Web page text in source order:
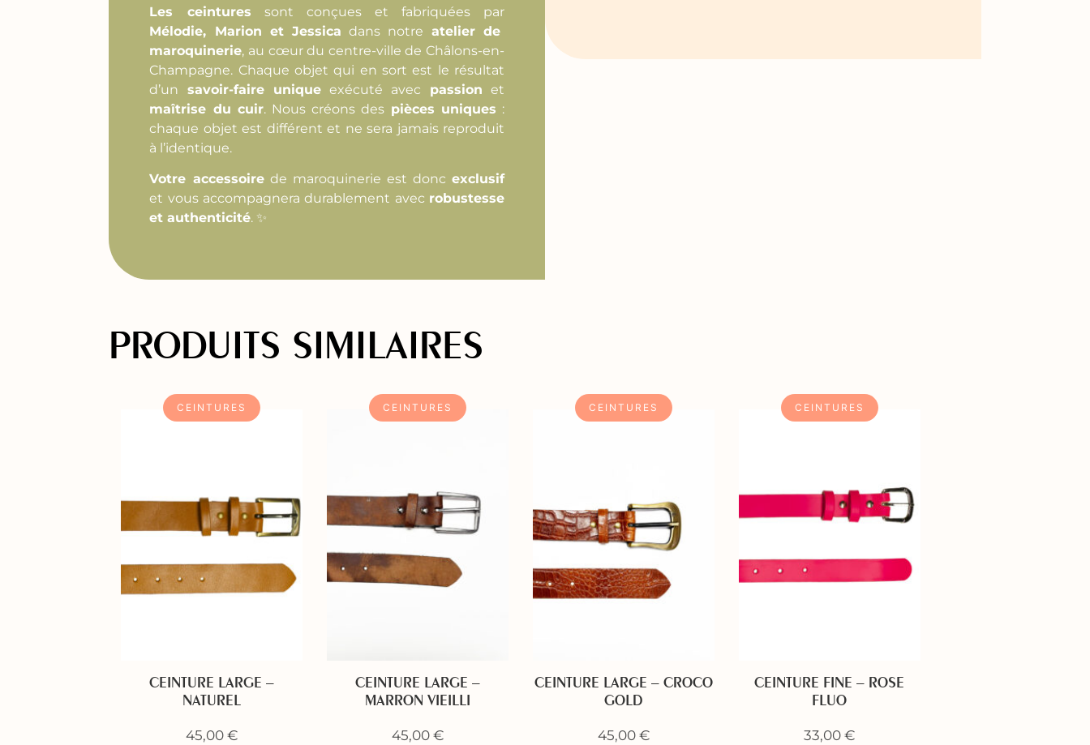
Les ceintures sont conçues et fabriquées par
Mélodie, Marion et Jessica dans notre atelier de
maroquinerie, au cœur du centre-ville de Châlons-en-
Champagne. Chaque objet qui en sort est le résultat
d’un savoir-faire uniqueexécuté avec passion et
maîtrise du cuir. Nous créons des pièces uniques :
chaque objet est différent et ne sera jamais reproduit
à l’identique.
Votre accessoirede maroquinerie est doncexclusif
et vous accompagnera durablement avec robustesse
et authenticité. ✨
PRODUITS SIMILAIRES
CEINTURES
CEINTURE LARGE –
NATUREL
45,00€
CEINTURES
CEINTURE LARGE –
MARRON VIEILLI
45,00€
CEINTURES
CEINTURE LARGE – CROCO
GOLD
45,00 €
CEINTURES
CEINTURE FINE – ROSE
FLUO
33,00€